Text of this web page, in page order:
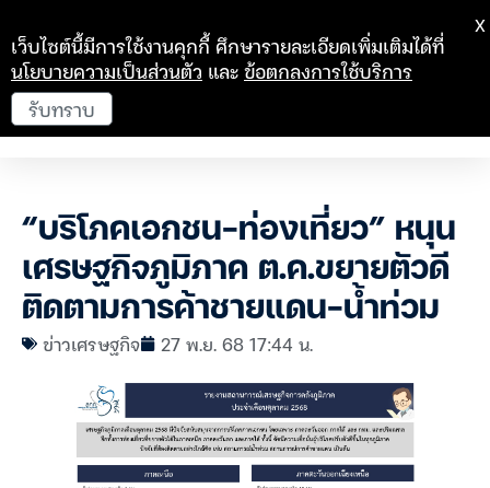
“บริโภคเอกชน-ท่องเที่ยว” หนุน
เศรษฐกิจภูมิภาค ต.ค.ขยายตัวดี
ติดตามการค้าชายแดน-น้ำท่วม
ข่าวเศรษฐกิจ 27 พ.ย. 68 17:44 น.
เว็บไซต์นี้มีการใช้งานคุกกี้ ศึกษารายละเอียดเพิ่มเติมได้ที่
นโยบายความเป็นส่วนตัว และข้อตกลงการใช้บริการ
รับทราบ
X